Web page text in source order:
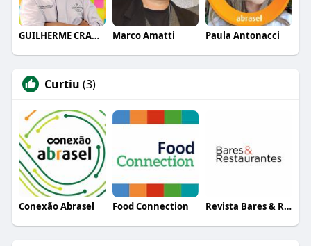
GUILHERME CRAMER BALLE Marco Amatti Paula Antonacci
Curtiu (3)
Conexão Abrasel Food Connection Revista Bares & Restaurantes